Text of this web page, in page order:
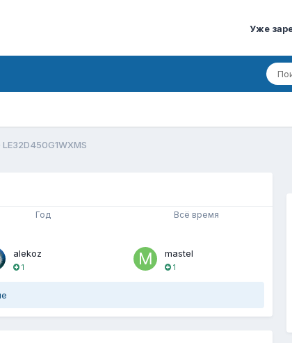
Уже
LE32D450G1WXMS
Год Всё время
alekoz
1
mastel
1